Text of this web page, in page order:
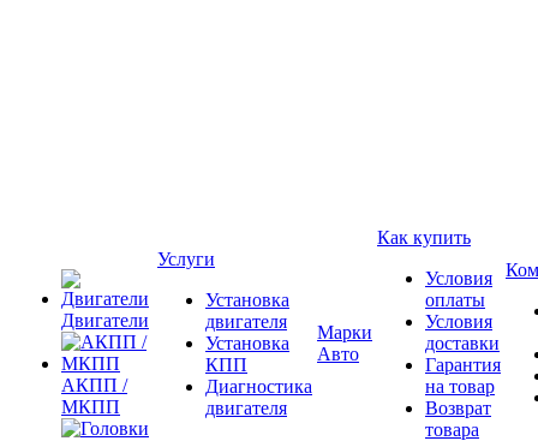
Двигатели
АКПП /
МКПП
Услуги
Установка
двигателя
Установка
КПП
Диагностика
двигателя
Марки
Авто
Как купить
Условия
оплаты
Условия
доставки
Гарантия
на товар
Возврат
товара